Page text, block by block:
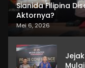
Sianida Filipina
Aktornya?
Mei 6, 2026